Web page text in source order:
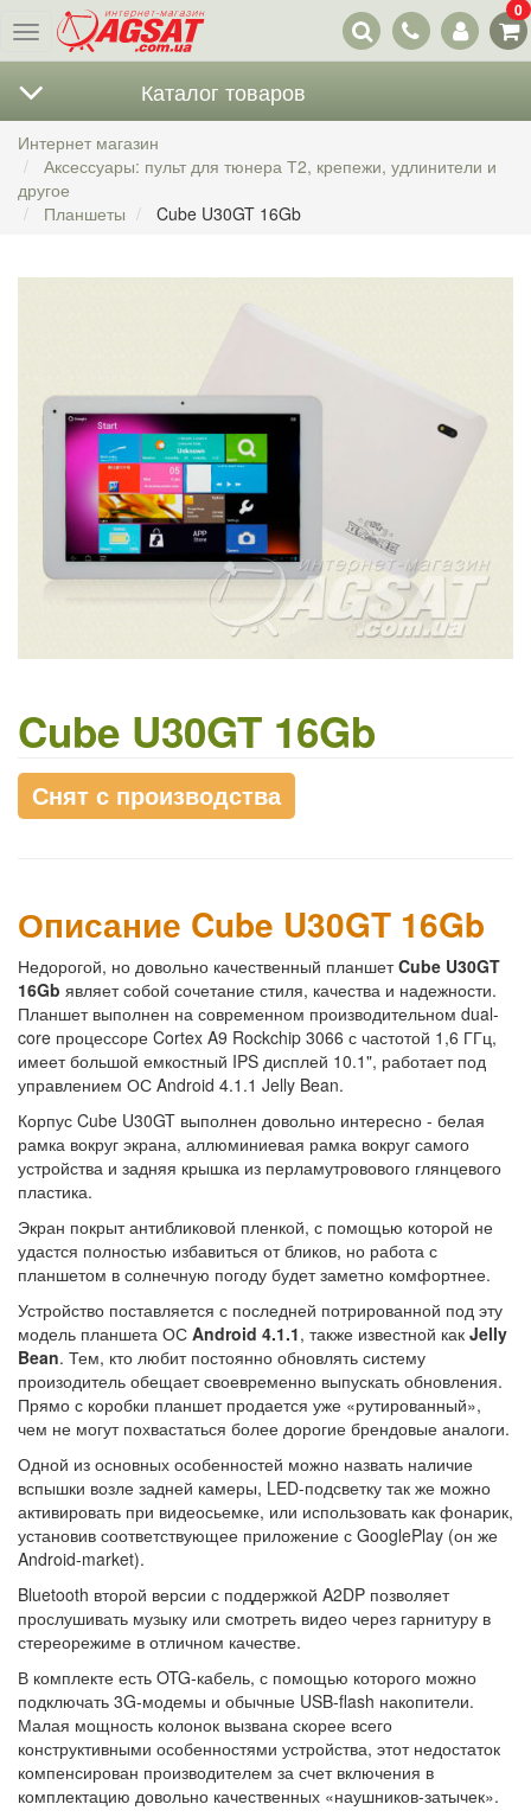
Меню
Наши
контакты
0
Каталог товаров
Интернет магазин
Аксессуары: пульт для тюнера Т2, крепежи, удлинители и
другое
Планшеты
Cube U30GT 16Gb
Cube U30GT 16Gb
Снят с производства
Описание Cube U30GT 16Gb
Недорогой, но довольно качественный планшетCube U30GT
16Gb являет собой сочетание стиля, качества и надежности.
Планшет выполнен на современном производительном dual-
core процессоре Cortex A9 Rockchip 3066 с частотой 1,6 ГГц,
имеет большой емкостный IPS дисплей 10.1", работает под
управлением ОС Android 4.1.1 Jelly Bean.
Корпус Cube U30GT выполнен довольно интересно - белая
рамка вокруг экрана, аллюминиевая рамка вокруг самого
устройства и задняя крышка из перламутровового глянцевого
пластика.
Экран покрыт антибликовой пленкой, с помощью которой не
удастся полностью избавиться от бликов, но работа с
планшетом в солнечную погоду будет заметно комфортнее.
Устройство поставляется с последней потрированной под эту
модель планшета ОС Android 4.1.1, также известной как Jelly
Bean. Тем, кто любит постоянно обновлять систему
произодитель обещает своевременно выпускать обновления.
Прямо с коробки планшет продается уже «рутированный»,
чем не могут похвастаться более дорогие брендовые аналоги.
Одной из основных особенностей можно назвать наличие
вспышки возле задней камеры, LED-подсветку так же можно
активировать при видеосьемке, или использовать как фонарик,
установив соответствующее приложение с GooglePlay (он же
Android-market).
Bluetooth второй версии с поддержкой A2DP позволяет
прослушивать музыку или смотреть видео через гарнитуру в
стереорежиме в отличном качестве.
В комплекте есть OTG-кабель, с помощью которого можно
подключать 3G-модемы и обычные USB-flash накопители.
Малая мощность колонок вызвана скорее всего
конструктивными особенностями устройства, этот недостаток
компенсирован производителем за счет включения в
комплектацию довольно качественных «наушников-затычек».